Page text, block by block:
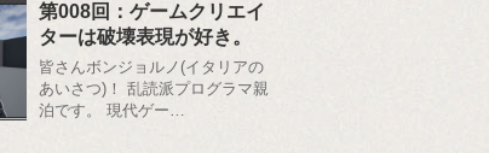
第008回：ゲームクリエイ
ターは破壊表現が好き。
皆さんボンジョルノ(イタリアの
あいさつ)！ 乱読派プログラマ親
泊です。 現代ゲー…